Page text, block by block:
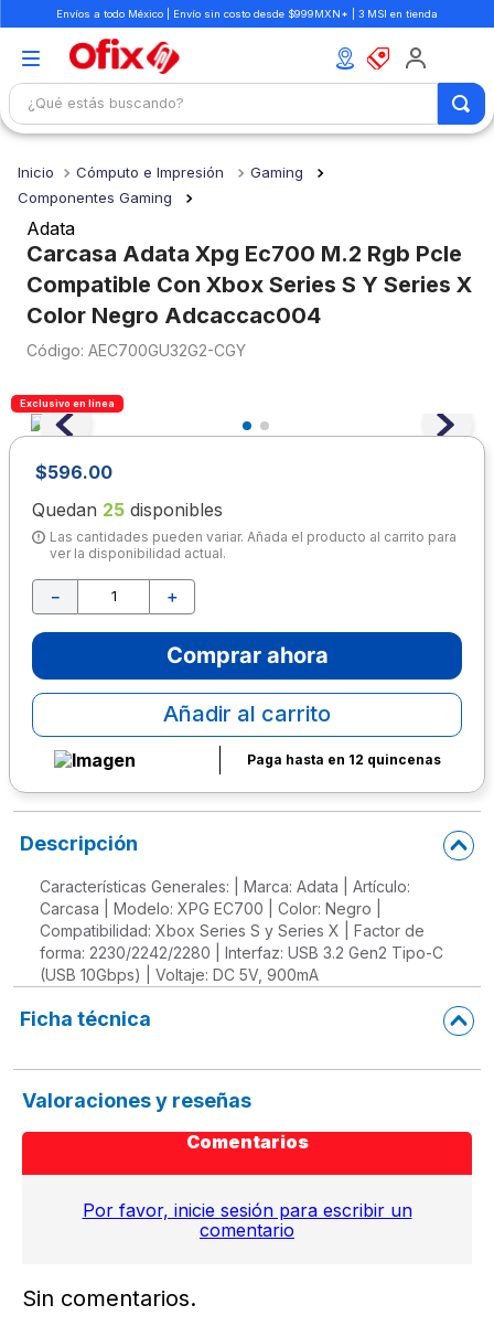
Envíos a todo México | Envío sin costo desde $999MXN* | 3 MSI en tienda
¿Qué estás buscando?
Cómputo e Impresión
Gaming
Componentes Gaming
Adata
Carcasa Adata Xpg Ec700 M.2 Rgb Pcle
Compatible Con Xbox Series S Y Series X
Color Negro Adcaccac004
: AEC700GU32G2-CGY
Exclusivo en línea
$596.00
Quedan 25 disponibles
Las cantidades pueden variar. Añada el producto al carrito para
ver la disponibilidad actual.
＋
－
Comprar ahora
Añadir al carrito
Paga hasta en 12 quincenas
Descripción
Características Generales: | Marca: Adata | Artículo:
Carcasa | Modelo: XPG EC700 | Color: Negro |
Compatibilidad: Xbox Series S y Series X | Factor de
forma: 2230/2242/2280 | Interfaz: USB 3.2 Gen2 Tipo-C
(USB 10Gbps) | Voltaje: DC 5V, 900mA
Ficha técnica
Valoraciones y reseñas
Comentarios
Por favor, inicie sesión para escribir un
comentario
Sin comentarios.
1.
mochilas
2
3.
cuaderno
4.
cuadernos
7.
escolar
10
escritorio